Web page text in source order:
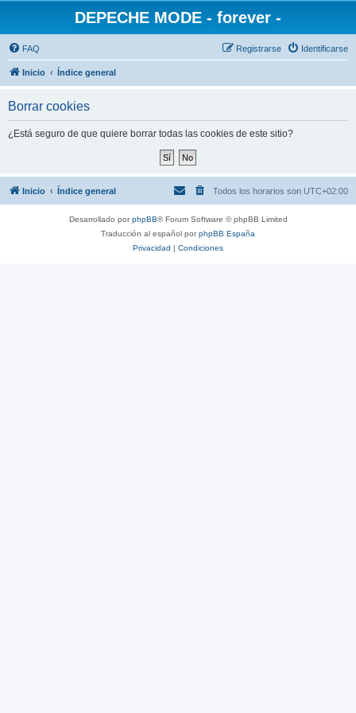
DEPECHE MODE - forever -
FAQ Identificarse
Registrarse
Inicio Índice general
Borrar cookies
¿Está seguro de que quiere borrar todas las cookies de este sitio?
Inicio Índice general Todos los horarios son UTC+02:00
Desarrollado porphpBB® Forum Software © phpBB Limited
Traducción al español porphpBB España
Privacidad | Condiciones